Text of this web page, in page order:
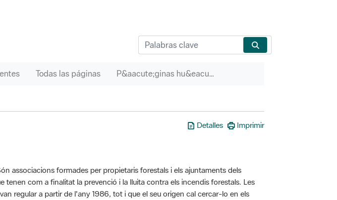
Todas las páginas P&aacute;ginas hu&eacute;rfanas
Detalles Imprimir
associacions formades per propietaris forestals i els ajuntaments dels
tenen com a finalitat la prevenció i la lluita contra els incendis forestals. Les
regular a partir de l'any 1986, tot i que el seu origen cal cercar-lo en els